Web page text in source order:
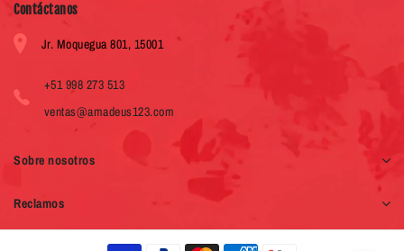
Contáctanos
Jr. Moquegua 801, 15001
+51 998 273 513
ventas@amadeus123.com
Sobre nosotros
Reclamos